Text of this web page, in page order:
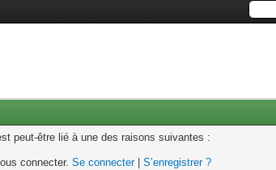
peut-être lié à une des raisons suivantes :
connecter.Se connecter|S’enregistrer ?